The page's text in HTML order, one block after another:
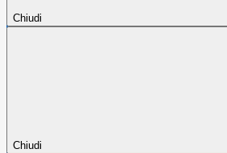
Chiudi
Chiudi